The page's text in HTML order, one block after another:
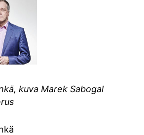
kuva Marek Sabogal